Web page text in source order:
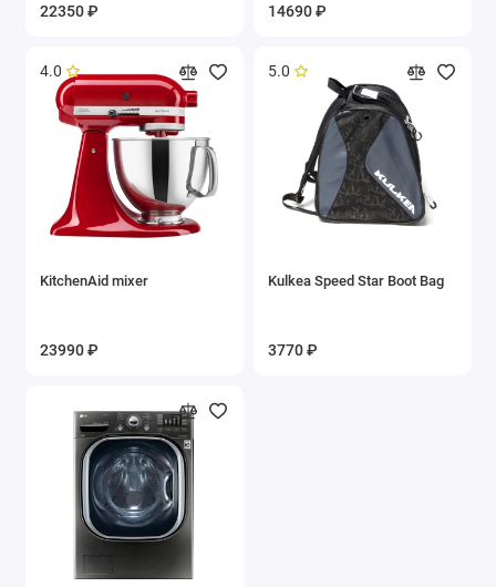
22350 ₽ 14690 ₽
4.0
KitchenAid mixer
23990 ₽
5.0
Kulkea Speed Star Boot Bag
3770 ₽